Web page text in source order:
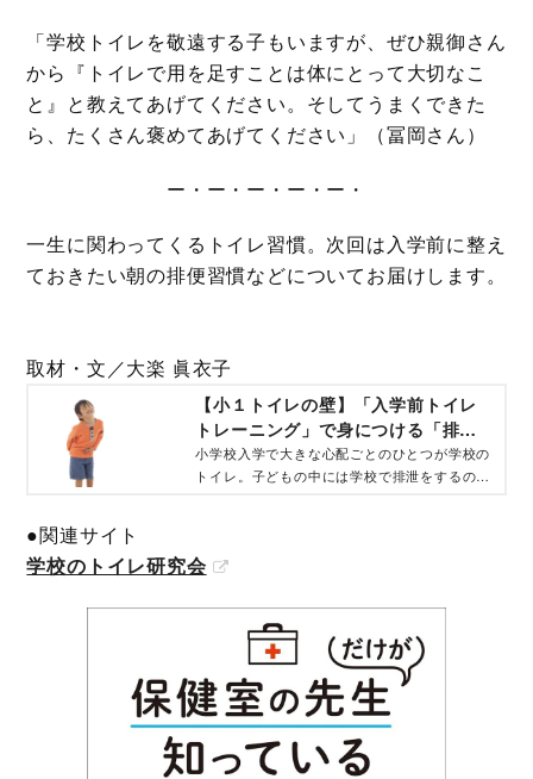
「学校トイレを敬遠する子もいますが、ぜひ親御さん
から『トイレで用を足すことは体にとって大切なこ
と』と教えてあげてください。そしてうまくできた
ら、たくさん褒めてあげてください」（冨岡さん）
ー・ー・ー・ー・ー・
一生に関わってくるトイレ習慣。次回は入学前に整え
ておきたい朝の排便習慣などについてお届けします。
取材・文／大楽 眞衣子
【小１トイレの壁】「入学前トイレ
トレーニング」で身につける「排泄
習慣」とは 専門家が解説 - コクリ
コ｜講談社
小学校入学で大きな心配ごとのひとつが学校の
トイレ。子どもの中には学校で排泄をするのが
／全２回
●関連サイト
学校のトイレ研究会